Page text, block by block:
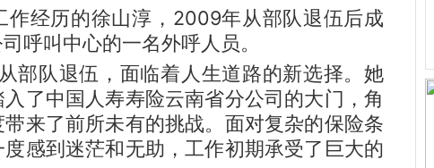
作经历的徐山淳，2009年从部队退伍后成
呼叫中心的一名外呼人员。
部队退伍，面临着人生道路的新选择。她
了中国人寿寿险云南省分公司的大门，角
来了前所未有的挑战。面对复杂的保险条
感到迷茫和无助，工作初期承受了巨大的